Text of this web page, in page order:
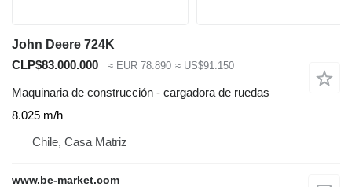
John Deere 724K
CLP$83.000.000
≈ EUR 78.890 ≈ US$91.150
Maquinaria de construcción - cargadora de ruedas
8.025 m/h
Chile, Casa Matriz
www.be-market.com